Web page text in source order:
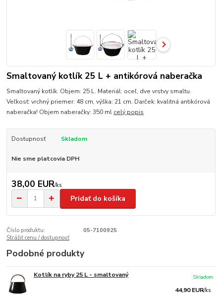
Smaltovaný kotlík 25 L + antikórová naberačka
Smaltovaný kotlík. Objem: 25 L. Materiál: oceľ, dve vrstvy smaltu.
Veľkosť: vrchný priemer: 48 cm, výška: 21 cm. Darček: kvalitná antikórová
naberačka! Objem naberačky: 350 ml celý popis
Dostupnosť Skladom
Nie sme platcovia DPH
38,00 EUR/ks
Pridať do košíka
Číslo produktu:
05-7100925
Strážiť cenu / dostupnosť
Podobné produkty
Kotlík na ryby 25 L - smaltovaný
44,90 EUR/ks
Skladom